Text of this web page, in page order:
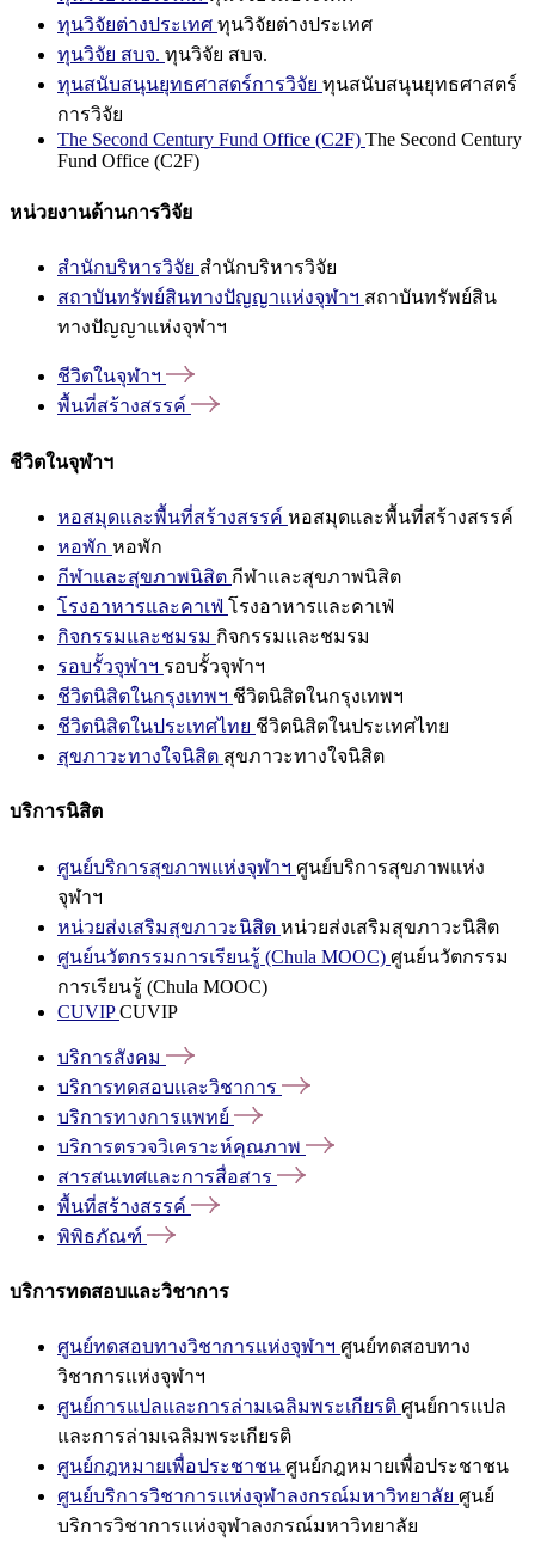
ทุนวิจัยต่างประเทศ ทุนวิจัยต่างประเทศ
ทุนวิจัย สบจ. ทุนวิจัย สบจ.
ทุนสนับสนุนยุทธศาสตร์การวิจัย ทุนสนับสนุนยุทธศาสตร์
การวิจัย
The Second Century Fund Office (C2F) The Second Century
Fund Office (C2F)
หน่วยงานด้านการวิจัย
สำนักบริหารวิจัย สำนักบริหารวิจัย
สถาบันทรัพย์สินทางปัญญาแห่งจุฬาฯ สถาบันทรัพย์สิน
ทางปัญญาแห่งจุฬาฯ
ชีวิตในจุฬาฯ
พื้นที่สร้างสรรค์
ชีวิตในจุฬาฯ
หอสมุดและพื้นที่สร้างสรรค์ หอสมุดและพื้นที่สร้างสรรค์
หอพัก หอพัก
กีฬาและสุขภาพนิสิต กีฬาและสุขภาพนิสิต
โรงอาหารและคาเฟ่ โรงอาหารและคาเฟ่
กิจกรรมและชมรม กิจกรรมและชมรม
รอบรั้วจุฬาฯ รอบรั้วจุฬาฯ
ชีวิตนิสิตในกรุงเทพฯ ชีวิตนิสิตในกรุงเทพฯ
ชีวิตนิสิตในประเทศไทย ชีวิตนิสิตในประเทศไทย
สุขภาวะทางใจนิสิต สุขภาวะทางใจนิสิต
บริการนิสิต
ศูนย์บริการสุขภาพแห่งจุฬาฯ ศูนย์บริการสุขภาพแห่ง
จุฬาฯ
หน่วยส่งเสริมสุขภาวะนิสิต หน่วยส่งเสริมสุขภาวะนิสิต
ศูนย์นวัตกรรมการเรียนรู้ (Chula MOOC) ศูนย์นวัตกรรม
การเรียนรู้ (Chula MOOC)
CUVIPCUVIP
บริการสังคม
บริการทดสอบและวิชาการ
บริการทางการแพทย์
บริการตรวจวิเคราะห์คุณภาพ
สารสนเทศและการสื่อสาร
พื้นที่สร้างสรรค์
พิพิธภัณฑ์
บริการทดสอบและวิชาการ
ศูนย์ทดสอบทางวิชาการแห่งจุฬาฯ ศูนย์ทดสอบทาง
วิชาการแห่งจุฬาฯ
ศูนย์การแปลและการล่ามเฉลิมพระเกียรติ ศูนย์การแปล
และการล่ามเฉลิมพระเกียรติ
ศูนย์กฎหมายเพื่อประชาชน ศูนย์กฎหมายเพื่อประชาชน
ศูนย์บริการวิชาการแห่งจุฬาลงกรณ์มหาวิทยาลัย ศูนย์
บริการวิชาการแห่งจุฬาลงกรณ์มหาวิทยาลัย